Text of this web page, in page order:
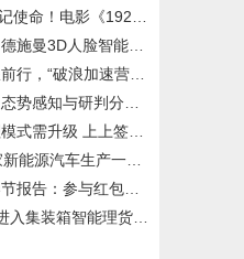
电影《1921》走进北大唤起
3D人脸智能锁市占率72%
“破浪加速营”首期顺利结
与研判分析平台 利用大数
级 上上签电子签名成最佳
车生产一致性违规企业作出
参与红包拜年用户上涨近
集装箱智能理货新时代